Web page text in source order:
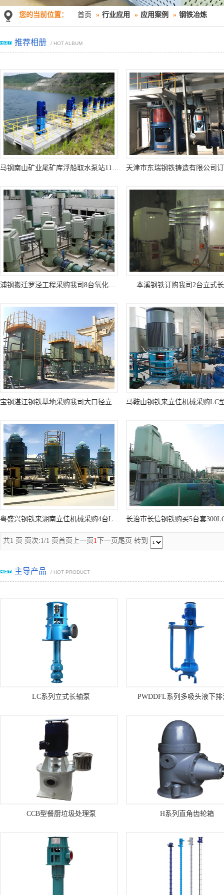
您的当前位置： 首页 » 行业应用 » 应用案例 » 钢铁冶炼
推荐相册 / HOT ALBUM
马钢南山矿业尾矿库浮船取水泵站11台立式长轴泵一次调试成功运行过168
浦钢搬迁罗泾工程采购我司8台氧化铁皮坑立式长轴泵 本溪钢铁订购我司2台立式
宝钢湛江钢铁基地采购我司大口径立式长轴海水泵
粤盛兴钢铁来湖南立佳机械采购4台LC型立式长轴泵
共1 页 页次:1/1 页首页 上一页 1 下一页 尾页 转到
主导产品 / HOT PRODUCT
LC系列立式长轴泵 PWDDFL系列多吸头液下排
CCB型餐厨垃圾处理泵 H系列直角齿轮箱